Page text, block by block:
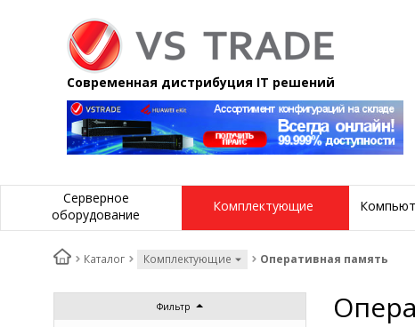
Современная дистрибуция IT решений
Серверное
оборудование
Комплектующие
Каталог Комплектующие Оперативная память
Фильтр